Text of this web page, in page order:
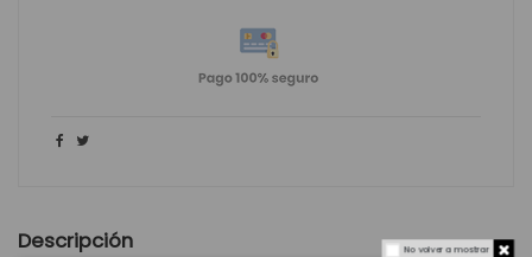
Descripción No volver a mostrar